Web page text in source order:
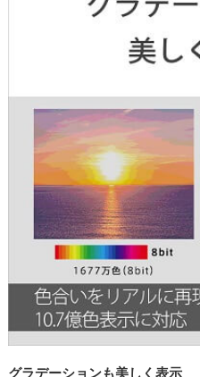
グラデーションも美しく表示